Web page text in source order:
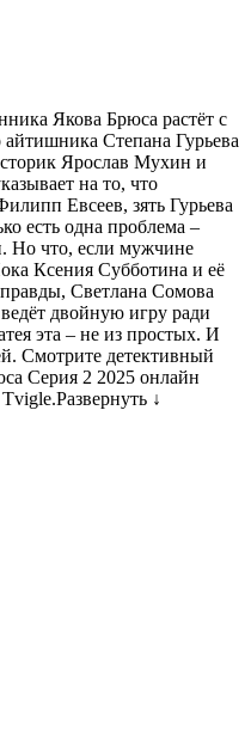
Якова Брюса растёт с
Степана Гурьева
Ярослав Мухин и
на то, что
Евсеев, зять Гурьева
есть одна проблема –
Но что, если мужчине
Ксения Субботина и её
Светлана Сомова
двойную игру ради
эта – не из простых. И
Смотрите детективный
Серия 2 2025 онлайн
Tvigle.Развернуть ↓